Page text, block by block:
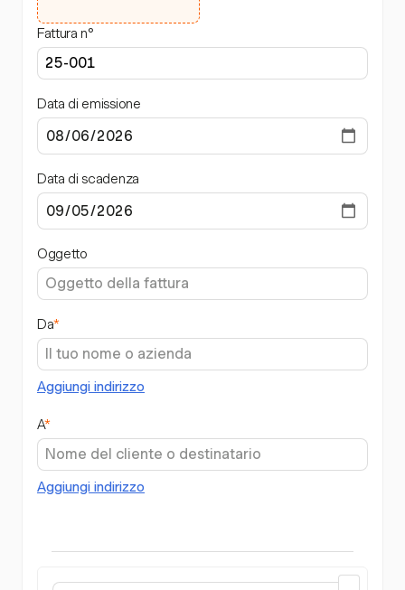
Fattura n°
Data di emissione
Data di scadenza
Oggetto
Da*
Aggiungi indirizzo
A*
Aggiungi indirizzo